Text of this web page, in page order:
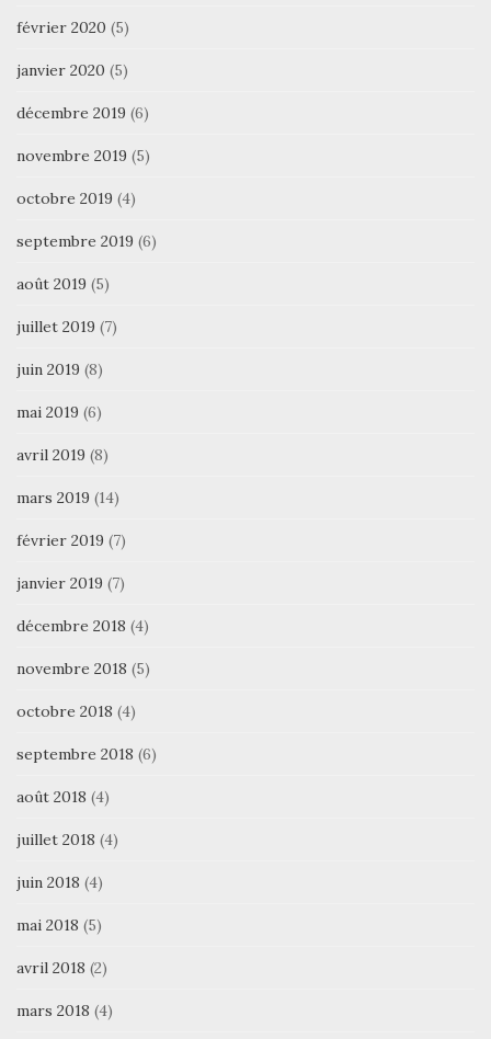
février 2020 (5)
janvier 2020 (5)
décembre 2019 (6)
novembre 2019 (5)
octobre 2019 (4)
septembre 2019 (6)
août 2019 (5)
juillet 2019 (7)
juin 2019 (8)
mai 2019 (6)
avril 2019 (8)
mars 2019 (14)
février 2019 (7)
janvier 2019 (7)
décembre 2018 (4)
novembre 2018 (5)
octobre 2018 (4)
septembre 2018 (6)
août 2018 (4)
juillet 2018 (4)
juin 2018 (4)
mai 2018 (5)
avril 2018 (2)
mars 2018 (4)